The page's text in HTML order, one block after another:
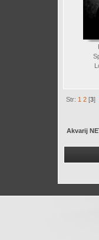
Str: 1 2 [3
Akvarij